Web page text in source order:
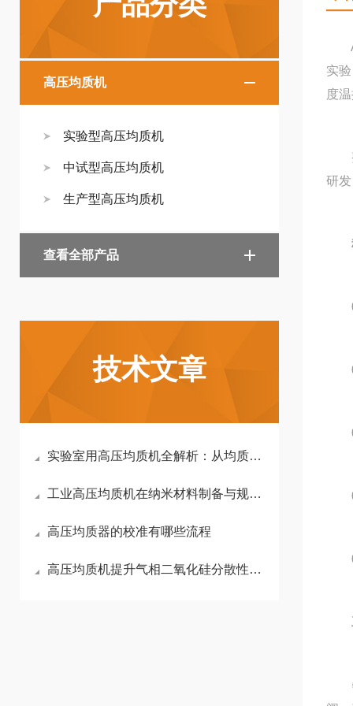
高压均质机
实验型高压均质机
中试型高压均质机
生产型高压均质机
查看全部产品
技术文章
实验室用高压均质机全解析：从均质原理到选型黄金法则
工业高压均质机在纳米材料制备与规模化生产中的作用
高压均质器的校准有哪些流程
高压均质机提升气相二氧化硅分散性，充分发挥其增稠触变性能
实
度
整
研
01
02
03
04
05
物